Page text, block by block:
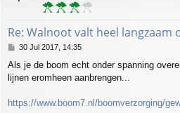
Re: Walnoot valt heel langzaam
P
s
t
30 Jul 2017, 14:35
Als je de boom echt onder spanning
lijnen eromheen aanbrengen...
https://www.boom7.nl/boomverzorging/